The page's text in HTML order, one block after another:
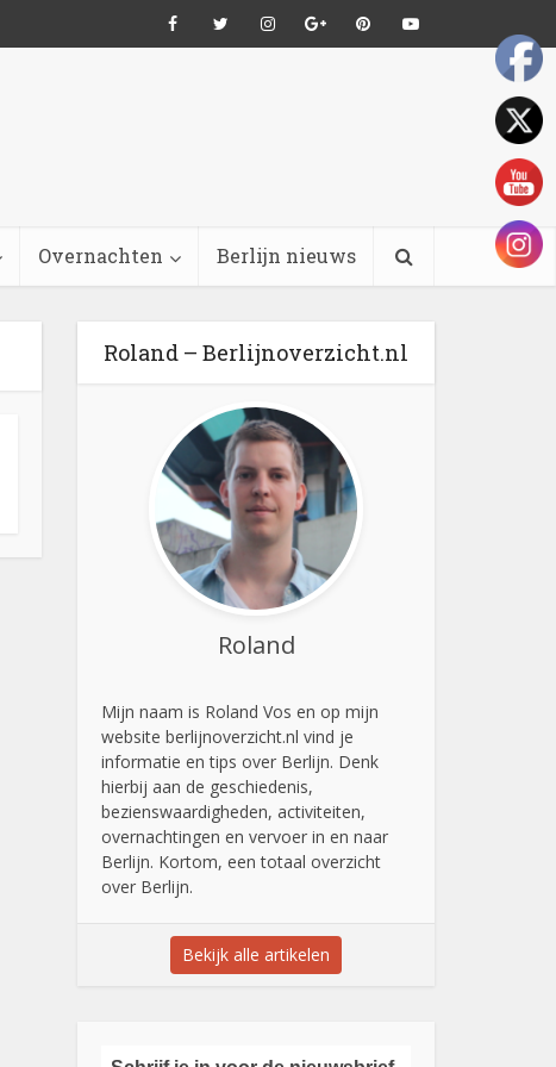
Overnachten Berlijn nieuws
Roland – Berlijnoverzicht.nl
Roland
Mijn naam is Roland Vos en op mijn
website berlijnoverzicht.nl vind je
informatie en tips over Berlijn. Denk
hierbij aan de geschiedenis,
bezienswaardigheden, activiteiten,
overnachtingen en vervoer in en naar
Berlijn. Kortom, een totaal overzicht
over Berlijn.
Bekijk alle artikelen